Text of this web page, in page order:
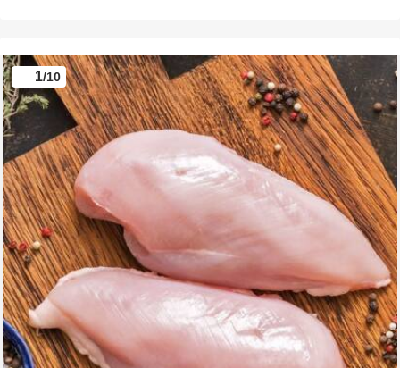
1/10